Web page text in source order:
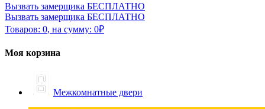
Вызвать замерщика БЕСПЛАТНО
Вызвать замерщика БЕСПЛАТНО
Товаров: 0, на сумму: 0₽
Моя корзина
Межкомнатные двери